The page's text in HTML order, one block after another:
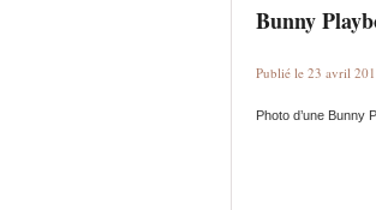
Bunny
Publié le 23 avril
Photo d’une Bunny